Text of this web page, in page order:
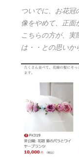
ついでに、お花冠
像をやめて、正面
こちらの方が、実
は・・との思いか